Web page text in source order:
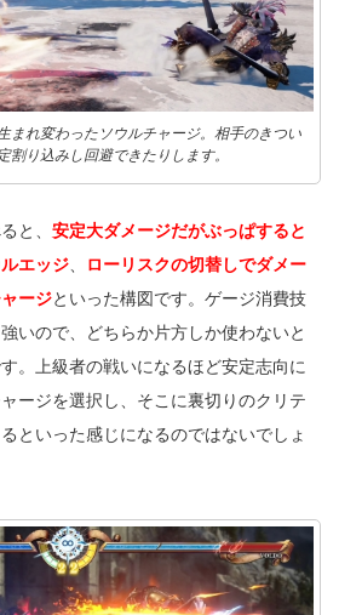
まれ変わったソウルチャージ。相手のきつい
割り込みし回避できたりします。
と、 安定大ダメージだがぶっぱすると
エッジ、
ローリスクの切替しでダメー
ージといった構図です。ゲージ消費技
いので、どちらか片方しか使わないと
。上級者の戦いになるほど安定志向に
ージを選択し、そこに裏切りのクリテ
といった感じになるのではないでしょ